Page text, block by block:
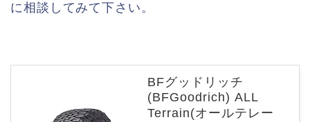
に相談してみて下さい。
BFグッドリッチ
(BFGoodrich) ALL
Terrain(オールテレー